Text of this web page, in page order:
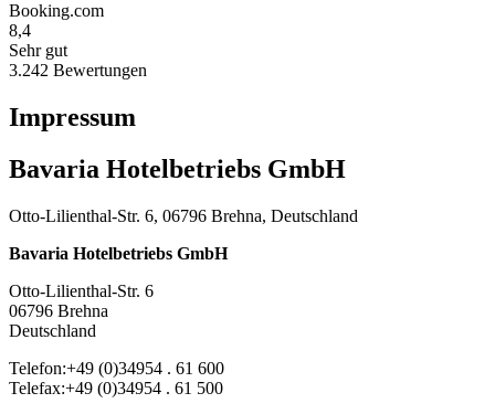
Booking.com
8,4
Sehr gut
3.242 Bewertungen
Impressum
Bavaria Hotelbetriebs GmbH
Otto-Lilienthal-Str. 6, 06796 Brehna, Deutschland
Bavaria Hotelbetriebs GmbH
Otto-Lilienthal-Str. 6
06796 Brehna
Deutschland
Telefon:+49 (0)34954 . 61 600
Telefax:+49 (0)34954 . 61 500